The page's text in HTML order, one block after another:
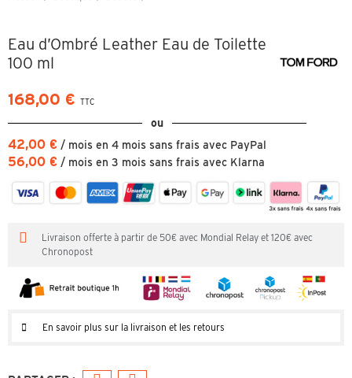
Eau d’Ombré Leather Eau de Toilette
100 ml
168,00 € TTC
ou
42,00 € / mois en 4 mois sans frais avec PayPal
56,00 € / mois en 3 mois sans frais avec Klarna
Livraison offerte à partir de 50€ avec Mondial Relay et 120€ avec
Chronopost
En savoir plus sur la livraison et les retours